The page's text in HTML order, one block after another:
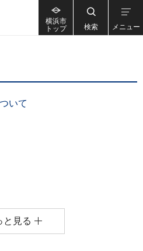
横浜市
トップ
検索 メニュー
いて
と見る